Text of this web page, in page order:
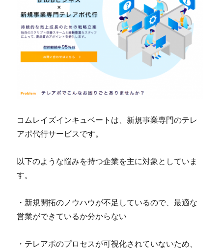
コムレイズインキュベートは、新規事業専門のテレ
アポ代行サービスです。
以下のような悩みを持つ企業を主に対象としていま
す。
・新規開拓のノウハウが不足しているので、最適な
営業ができているか分からない
・テレアポのプロセスが可視化されていないため、